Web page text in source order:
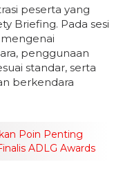
peserta yang
Briefing. Pada sesi
penggunaan
standar, serta
berkendara
Poin Penting
ADLG Awards